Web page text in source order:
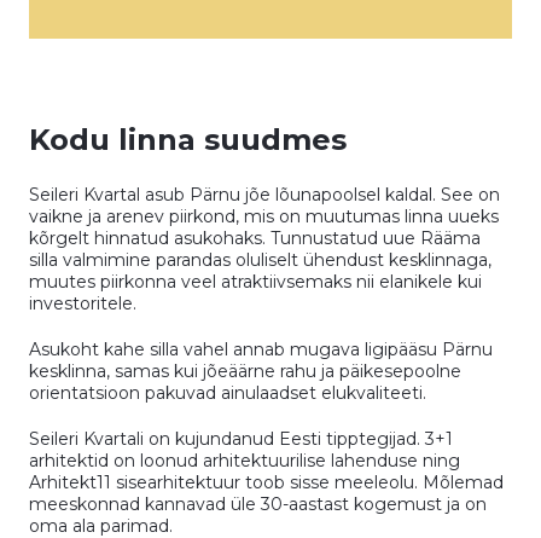
Kodu linna suudmes
Seileri Kvartal asub Pärnu jõe lõunapoolsel kaldal. See on
vaikne ja arenev piirkond, mis on muutumas linna uueks
kõrgelt hinnatud asukohaks. Tunnustatud uue Rääma
silla valmimine parandas oluliselt ühendust kesklinnaga,
muutes piirkonna veel atraktiivsemaks nii elanikele kui
investoritele.
Asukoht kahe silla vahel annab mugava ligipääsu Pärnu
kesklinna, samas kui jõeäärne rahu ja päikesepoolne
orientatsioon pakuvad ainulaadset elukvaliteeti.
Seileri Kvartali on kujundanud Eesti tipptegijad. 3+1
arhitektid on loonud arhitektuurilise lahenduse ning
Arhitekt11 sisearhitektuur toob sisse meeleolu. Mõlemad
meeskonnad kannavad üle 30-aastast kogemust ja on
oma ala parimad.